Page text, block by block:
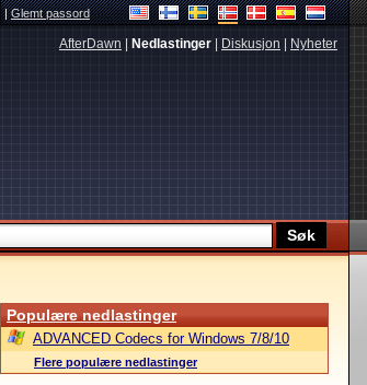
|Glemt passord
AfterDawn Nedlastinger Diskusjon Nyheter
Populære nedlastinger
ADVANCED Codecs for Windows 7/8/10
Flere populære nedlastinger